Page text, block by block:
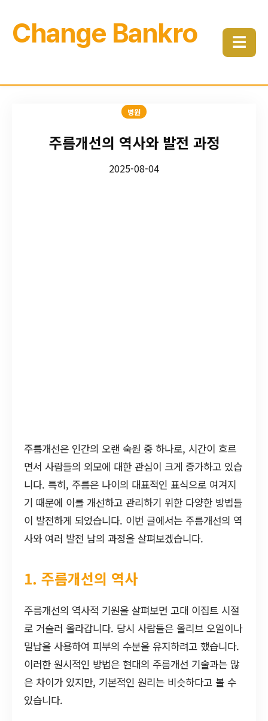
Change Bankro ☰
병원
주름개선의 역사와 발전 과정
2025-08-04
주름개선은 인간의 오랜 숙원 중 하나로, 시간이 흐르
면서 사람들의 외모에 대한 관심이 크게 증가하고 있습
니다. 특히, 주름은 나이의 대표적인 표식으로 여겨지
기 때문에 이를 개선하고 관리하기 위한 다양한 방법들
이 발전하게 되었습니다. 이번 글에서는 주름개선의 역
사와 여러 발전 남의 과정을 살펴보겠습니다.
1. 주름개선의 역사
주름개선의 역사적 기원을 살펴보면 고대 이집트 시절
로 거슬러 올라갑니다. 당시 사람들은 올리브 오일이나
밀납을 사용하여 피부의 수분을 유지하려고 했습니다.
이러한 원시적인 방법은 현대의 주름개선 기술과는 많
은 차이가 있지만, 기본적인 원리는 비슷하다고 볼 수
있습니다.